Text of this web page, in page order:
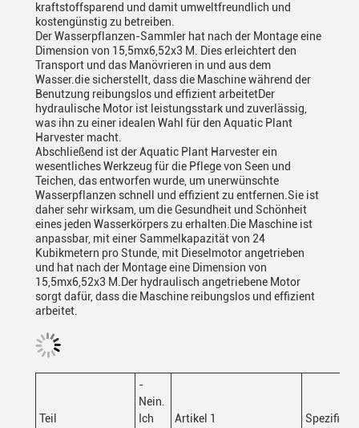
kraftstoffsparend und damit umweltfreundlich und
kostengünstig zu betreiben.
Der Wasserpflanzen-Sammler hat nach der Montage eine
Dimension von 15,5mx6,52x3 M. Dies erleichtert den
Transport und das Manövrieren in und aus dem
Wasser.die sicherstellt, dass die Maschine während der
Benutzung reibungslos und effizient arbeitetDer
hydraulische Motor ist leistungsstark und zuverlässig,
was ihn zu einer idealen Wahl für den Aquatic Plant
Harvester macht.
Abschließend ist der Aquatic Plant Harvester ein
wesentliches Werkzeug für die Pflege von Seen und
Teichen, das entworfen wurde, um unerwünschte
Wasserpflanzen schnell und effizient zu entfernen.Sie ist
daher sehr wirksam, um die Gesundheit und Schönheit
eines jeden Wasserkörpers zu erhalten.Die Maschine ist
anpassbar, mit einer Sammelkapazität von 24
Kubikmetern pro Stunde, mit Dieselmotor angetrieben
und hat nach der Montage eine Dimension von
15,5mx6,52x3 M.Der hydraulisch angetriebene Motor
sorgt dafür, dass die Maschine reibungslos und effizient
arbeitet.
Teil
-
Nein.
Ich
Artikel 1